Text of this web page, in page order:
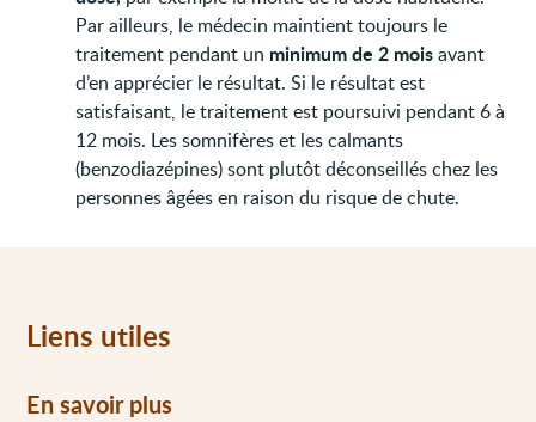
Par ailleurs, le médecin maintient toujours le
traitement pendant un minimum de 2 moisavant
d’en apprécier le résultat. Si le résultat est
satisfaisant, le traitement est poursuivi pendant 6 à
12 mois. Les somnifères et les calmants
(benzodiazépines) sont plutôt déconseillés chez les
personnes âgées en raison du risque de chute.
Liens utiles
En savoir plus